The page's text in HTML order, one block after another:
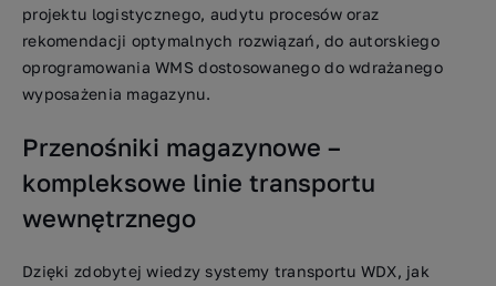
projektu logistycznego, audytu procesów oraz
rekomendacji optymalnych rozwiązań, do autorskiego
oprogramowania WMS dostosowanego do wdrażanego
wyposażenia magazynu.
Przenośniki magazynowe –
kompleksowe linie transportu
wewnętrznego
Dzięki zdobytej wiedzy systemy transportu WDX, jak